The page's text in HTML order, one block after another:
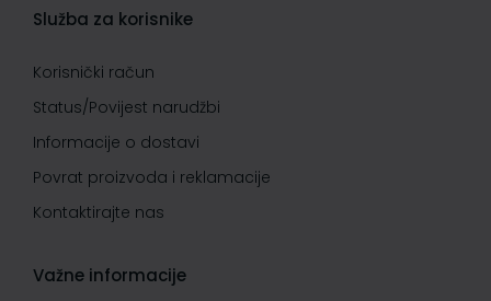
Služba za korisnike
Korisnički račun
Status/Povijest narudžbi
Informacije o dostavi
Povrat proizvoda i reklamacije
Kontaktirajte nas
Važne informacije